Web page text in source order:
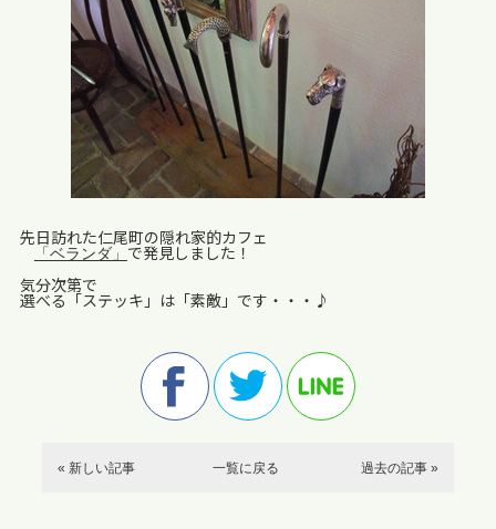
先日訪れた仁尾町の隠れ家的カフェ
「ベランダ」 で発見しました！
気分次第で
選べる「ステッキ」は「素敵」です・・・♪
« 新しい記事 一覧に戻る 過去の記事 »